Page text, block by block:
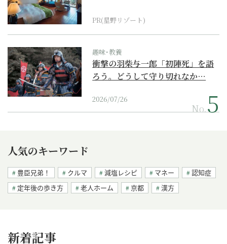
PR(星野リゾート)
趣味･教養
衝撃の羽柴与一郎「初陣死」を語
ろう。どうして守り切れなか…
2026/07/26
No.
人気のキーワード
豊臣兄弟！ クルマ 減塩レシピ マネー
認知症
定年後の歩き方
老人ホーム 京都 漢方
新着記事